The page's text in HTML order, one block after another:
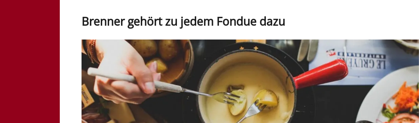
Brenner gehört zu jedem Fondue dazu